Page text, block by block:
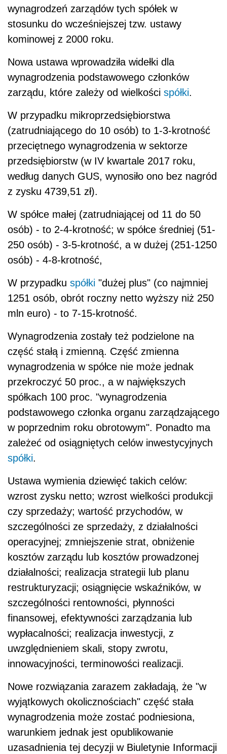
wynagrodzeń zarządów tych spółek w
stosunku do wcześniejszej tzw. ustawy
kominowej z 2000 roku.
Nowa ustawa wprowadziła widełki dla
wynagrodzenia podstawowego członków
zarządu, które zależy od wielkości spółki.
W przypadku mikroprzedsiębiorstwa
(zatrudniającego do 10 osób) to 1-3-krotność
przeciętnego wynagrodzenia w sektorze
przedsiębiorstw (w IV kwartale 2017 roku,
według danych GUS, wynosiło ono bez nagród
z zysku 4739,51 zł).
W spółce małej (zatrudniającej od 11 do 50
osób) - to 2-4-krotność; w spółce średniej (51-
250 osób) - 3-5-krotność, a w dużej (251-1250
osób) - 4-8-krotność,
W przypadku spółki "dużej plus" (co najmniej
1251 osób, obrót roczny netto wyższy niż 250
mln euro) - to 7-15-krotność.
Wynagrodzenia zostały też podzielone na
część stałą i zmienną. Część zmienna
wynagrodzenia w spółce nie może jednak
przekroczyć 50 proc., a w największych
spółkach 100 proc. "wynagrodzenia
podstawowego członka organu zarządzającego
w poprzednim roku obrotowym". Ponadto ma
zależeć od osiągniętych celów inwestycyjnych
spółki.
Ustawa wymienia dziewięć takich celów:
wzrost zysku netto; wzrost wielkości produkcji
czy sprzedaży; wartość przychodów, w
szczególności ze sprzedaży, z działalności
operacyjnej; zmniejszenie strat, obniżenie
kosztów zarządu lub kosztów prowadzonej
działalności; realizacja strategii lub planu
restrukturyzacji; osiągnięcie wskaźników, w
szczególności rentowności, płynności
finansowej, efektywności zarządzania lub
wypłacalności; realizacja inwestycji, z
uwzględnieniem skali, stopy zwrotu,
innowacyjności, terminowości realizacji.
Nowe rozwiązania zarazem zakładają, że "w
wyjątkowych okolicznościach" część stała
wynagrodzenia może zostać podniesiona,
warunkiem jednak jest opublikowanie
uzasadnienia tej decyzji w Biuletynie Informacji